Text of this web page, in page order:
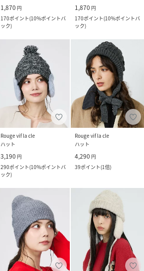
1,870 円
170ポイント(10%ポイントバ
ック)
1,870 円
170ポイント(10%ポイントバ
ック)
Rouge vif la cle
ハット
3,190 円
290ポイント(10%ポイントバ
ック)
Rouge vif la cle
ハット
4,290 円
39ポイント(1倍)